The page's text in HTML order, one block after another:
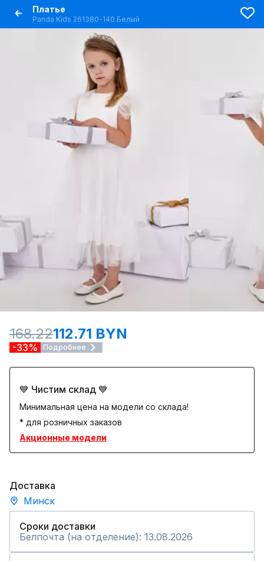
Платье
Panda Kids 261380-140 Белый
168.22112.71 BYN
-33% Подробнее
💙 Чистим склад 💙
Минимальная цена на модели со склада!
* для розничных заказов
Акционные модели
Доставка
Минск
Сроки доставки
Белпочта (на отделение): 13.08.2026